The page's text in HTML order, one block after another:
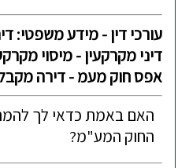
עורכי דין - מידע משפטי:
דיני מקרקעין - מיסוי
אפס חוק מעמ - דירה
האם באמת כדאי לך
החוק המע"מ?